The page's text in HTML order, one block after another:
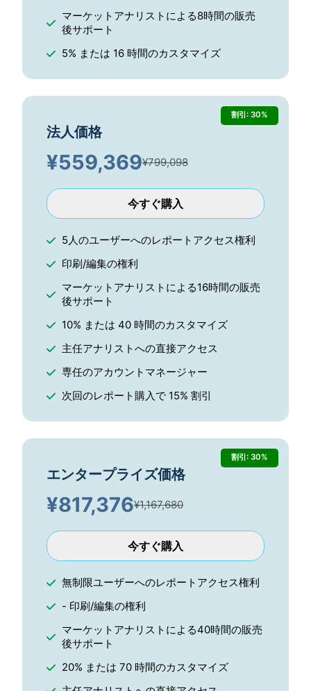
マーケットアナリストによる8時間の販売
後サポート
5% または 16 時間のカスタマイズ
割引: 30%
法人価格
¥559,369¥799,098
今すぐ購入
5人のユーザーへのレポートアクセス権利
印刷/編集の権利
マーケットアナリストによる16時間の販売
後サポート
10% または 40 時間のカスタマイズ
主任アナリストへの直接アクセス
専任のアカウントマネージャー
次回のレポート購入で 15% 割引
割引: 30%
エンタープライズ価格
¥817,376¥1,167,680
今すぐ購入
無制限ユーザーへのレポートアクセス権利
- 印刷/編集の権利
マーケットアナリストによる40時間の販売
後サポート
20% または 70 時間のカスタマイズ